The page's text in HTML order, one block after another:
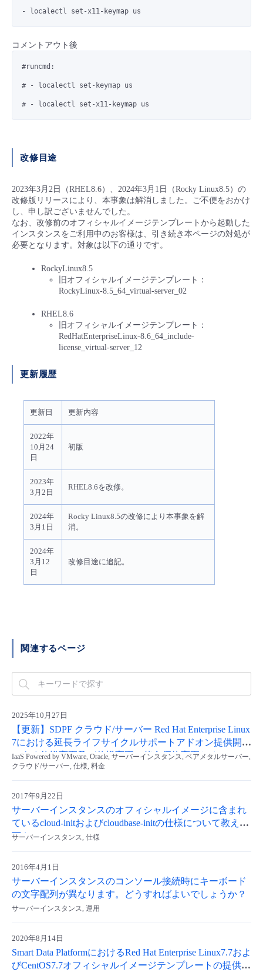
- localectl set-x11-keymap us
コメントアウト後
#runcmd:
# - localectl set-keymap us
# - localectl set-x11-keymap us
改修目途
2023年3月2日（RHEL8.6）、2024年3月1日（Rocky Linux8.5）の
改修版リリースにより、本事象は解消しました。ご不便をおかけ
し、申し訳ございませんでした。
なお、改修前のオフィシャルイメージテンプレートから起動した
インスタンスをご利用中のお客様は、引き続き本ページの対処が
必要となります。対象は以下の通りです。
RockyLinux8.5
旧オフィシャルイメージテンプレート ：
RockyLinux-8.5_64_virtual-server_02
RHEL8.6
旧オフィシャルイメージテンプレート：
RedHatEnterpriseLinux-8.6_64_include-
license_virtual-server_12
更新履歴
更新日 更新内容
2022年
10月24
日
初版
2023年
3月2日
RHEL8.6を改修。
2024年
3月1日
Rocky Linux8.5の改修により本事象を解
消。
2024年
3月12
日
改修目途に追記。
関連するページ
2025年10月27日
【更新】SDPF クラウド/サーバー Red Hat Enterprise Linux
7における延長ライフサイクルサポートアドオン提供開始
による仕様変更及び仕様変更に伴う価格変更とオフィシ
ャルイメージテンプレート新規販売停止
IaaS Powered by VMware, Oracle, サーバーインスタンス, ベアメタルサーバー,
クラウド/サーバー, 仕様, 料金
2017年9月22日
サーバーインスタンスのオフィシャルイメージに含まれ
ているcloud-initおよびcloudbase-initの仕様について教えて
下さい。
サーバーインスタンス, 仕様
2016年4月1日
サーバーインスタンスのコンソール接続時にキーボード
の文字配列が異なります。どうすればよいでしょうか？
サーバーインスタンス, 運用
2020年8月14日
Smart Data PlatformにおけるRed Hat Enterprise Linux7.7およ
びCentOS7.7オフィシャルイメージテンプレートの提供開